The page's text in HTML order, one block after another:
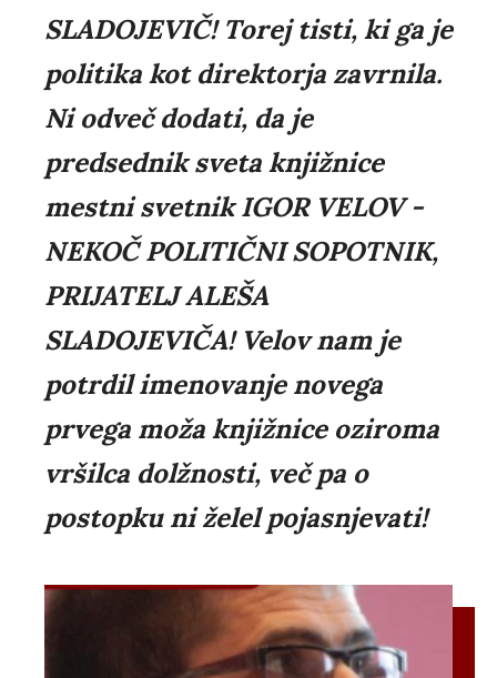
SLADOJEVIČ! Torej tisti, ki ga je
politika kot direktorja zavrnila.
Ni odveč dodati, da je
predsednik sveta knjižnice
mestni svetnik IGOR VELOV -
NEKOČ POLITIČNI SOPOTNIK,
PRIJATELJ ALEŠA
SLADOJEVIČA! Velov nam je
potrdil imenovanje novega
prvega moža knjižnice oziroma
vršilca dolžnosti, več pa o
postopku ni želel pojasnjevati!